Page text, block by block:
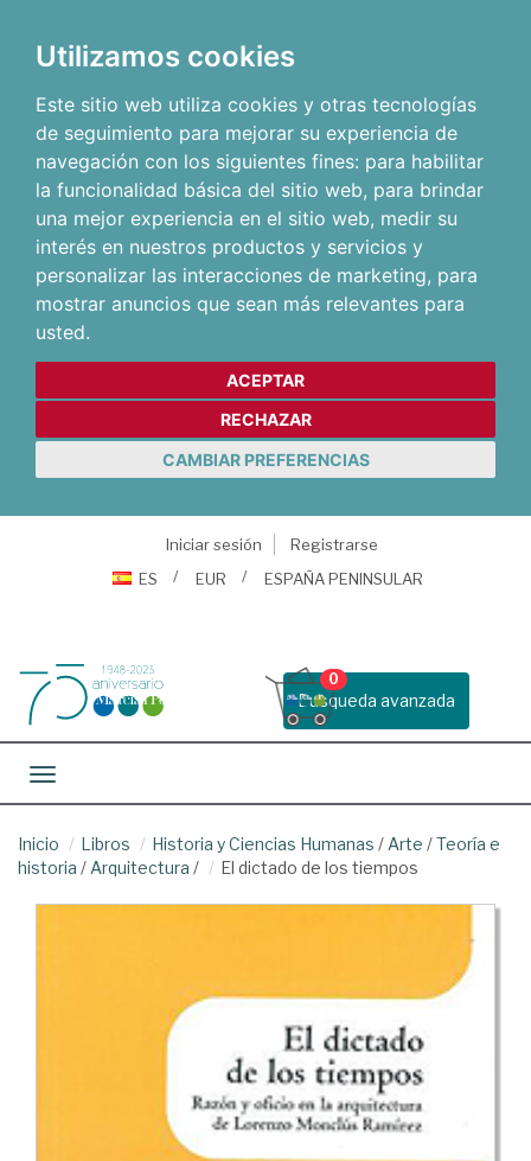
Utilizamos cookies
Este sitio web utiliza cookies y otras tecnologías
de seguimiento para mejorar su experiencia de
navegación con los siguientes fines: para habilitar
la funcionalidad básica del sitio web, para brindar
una mejor experiencia en el sitio web, medir su
interés en nuestros productos y servicios y
personalizar las interacciones de marketing, para
mostrar anuncios que sean más relevantes para
usted.
ACEPTAR
RECHAZAR
CAMBIAR PREFERENCIAS
Iniciar sesión
Registrarse
ES
EUR ESPAÑA PENINSULAR
Busqueda avanzada
0
Toggle navigation
Inicio Libros Historia y Ciencias Humanas / Arte /Teoría e
historia / Arquitectura / El dictado de los tiempos